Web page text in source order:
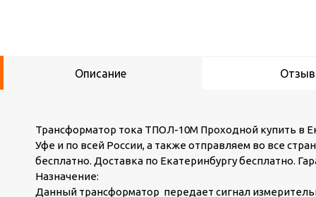
Описание
Трансформатор тока ТПОЛ-10М Проходной купить в
Уфе и по всей России, а также отправляем во все
бесплатно. Доставка по Екатеринбургу бесплатно.
Назначение:
Данный трансформатор передает сигнал